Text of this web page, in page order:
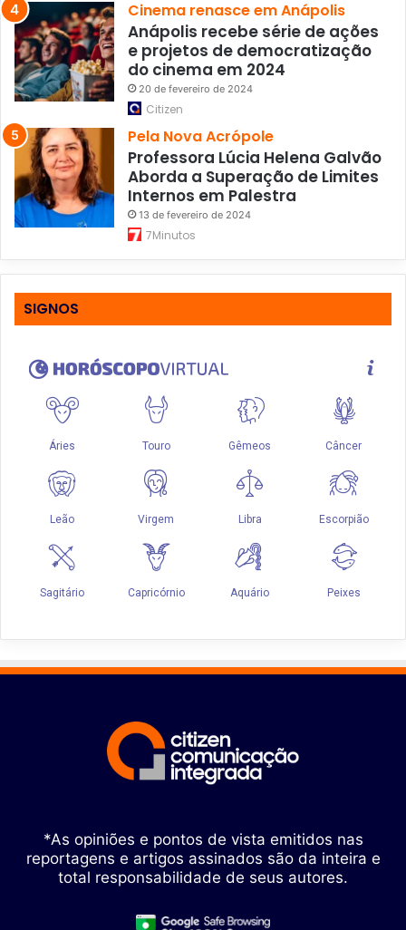
Cinema renasce em Anápolis
Anápolis recebe série de ações
e projetos de democratização
do cinema em 2024
20 de fevereiro de 2024
Citizen
Pela Nova Acrópole
Professora Lúcia Helena Galvão
Aborda a Superação de Limites
Internos em Palestra
13 de fevereiro de 2024
7Minutos
SIGNOS
*As opiniões e pontos de vista emitidos nas
reportagens e artigos assinados são da inteira e
total responsabilidade de seus autores.